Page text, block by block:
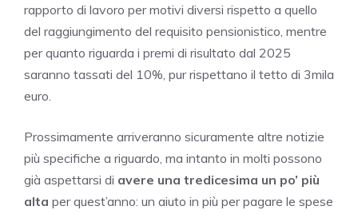
rapporto di lavoro per motivi diversi rispetto a quello
del raggiungimento del requisito pensionistico, mentre
per quanto riguarda i premi di risultato dal 2025
saranno tassati del 10%, pur rispettano il tetto di 3mila
euro.
Prossimamente arriveranno sicuramente altre notizie
più specifiche a riguardo, ma intanto in molti possono
già aspettarsi di avere una tredicesima un po’ più
alta per quest’anno: un aiuto in più per pagare le spese